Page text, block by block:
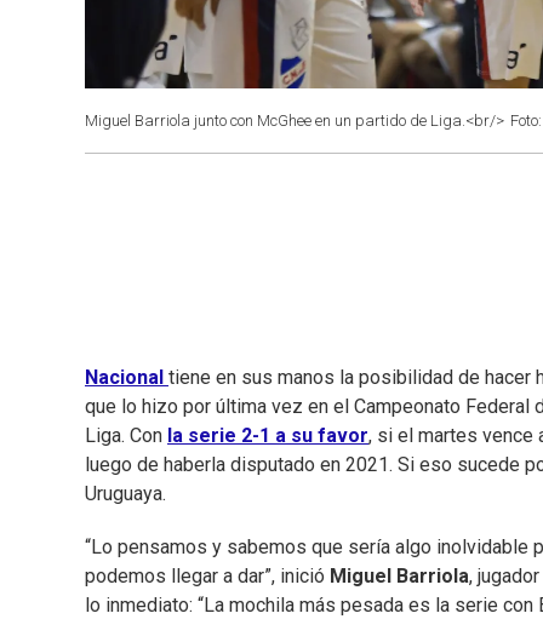
Miguel Barriola junto con McGhee en un partido de Liga.<br/>
Nacional tiene en sus manos la posibilidad de hacer
que lo hizo por última vez en el Campeonato
Liga. Con la serie 2-1 a su favor, si el martes vence
luego de haberla disputado en 2021. Si eso sucede
Uruguaya.
“Lo pensamos y sabemos que sería algo inolvidable
podemos llegar a dar”, inició Miguel Barriola,
lo inmediato: “La mochila más pesada es la serie